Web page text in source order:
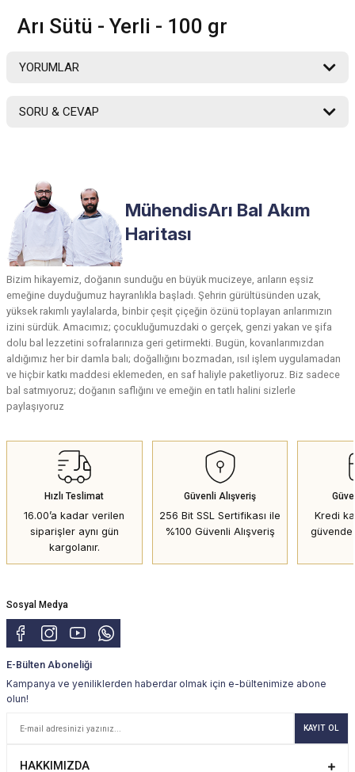
Arı Sütü - Yerli - 100 gr
YORUMLAR
SORU & CEVAP
MühendisArı Bal Akım
Haritası
Bizim hikayemiz, doğanın sunduğu en büyük mucizeye, arıların eşsiz
emeğine duyduğumuz hayranlıkla başladı. Şehrin gürültüsünden uzak,
yüksek rakımlı yaylalarda, binbir çeşit çiçeğin özünü toplayan arılarımızın
izini sürdük. Amacımız; çocukluğumuzdaki o gerçek, genzi yakan ve şifa
dolu bal lezzetini sofralarınıza geri getirmekti. Bugün, kovanlarımızdan
aldığımız her bir damla balı; doğallığını bozmadan, ısıl işlem uygulamadan
ve hiçbir katkı maddesi eklemeden, en saf haliyle paketliyoruz. Biz sadece
bal satmıyoruz; doğanın saflığını ve emeğin en tatlı halini sizlerle
paylaşıyoruz
Hızlı Teslimat
16.00’a kadar verilen
siparişler aynı gün
kargolanır.
Güvenli Alışveriş
256 Bit SSL Sertifikası ile
%100 Güvenli Alışveriş
Kredi
güvende
Sosyal Medya
E-Bülten Aboneliği
Kampanya ve yeniliklerden haberdar olmak için e-bültenimize abone
olun!
KAYIT OL
HAKKIMIZDA